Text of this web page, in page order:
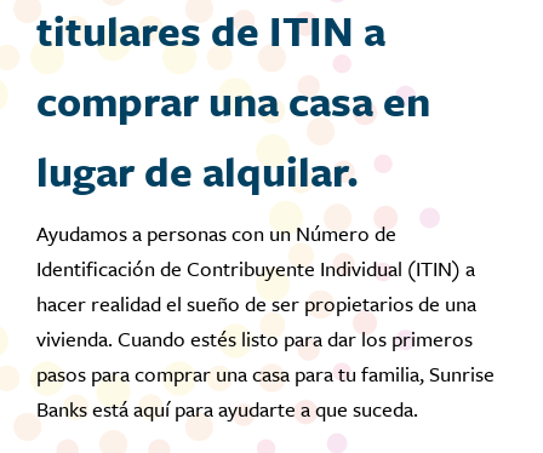
titulares de ITIN a
comprar una casa en
lugar de alquilar.
Ayudamos a personas con un Número de
Identificación de Contribuyente Individual (ITIN) a
hacer realidad el sueño de ser propietarios de una
vivienda. Cuando estés listo para dar los primeros
pasos para comprar una casa para tu familia, Sunrise
Banks está aquí para ayudarte a que suceda.